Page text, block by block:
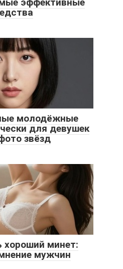
молодёжные
для девушек
звёзд
хороший минет:
мужчин